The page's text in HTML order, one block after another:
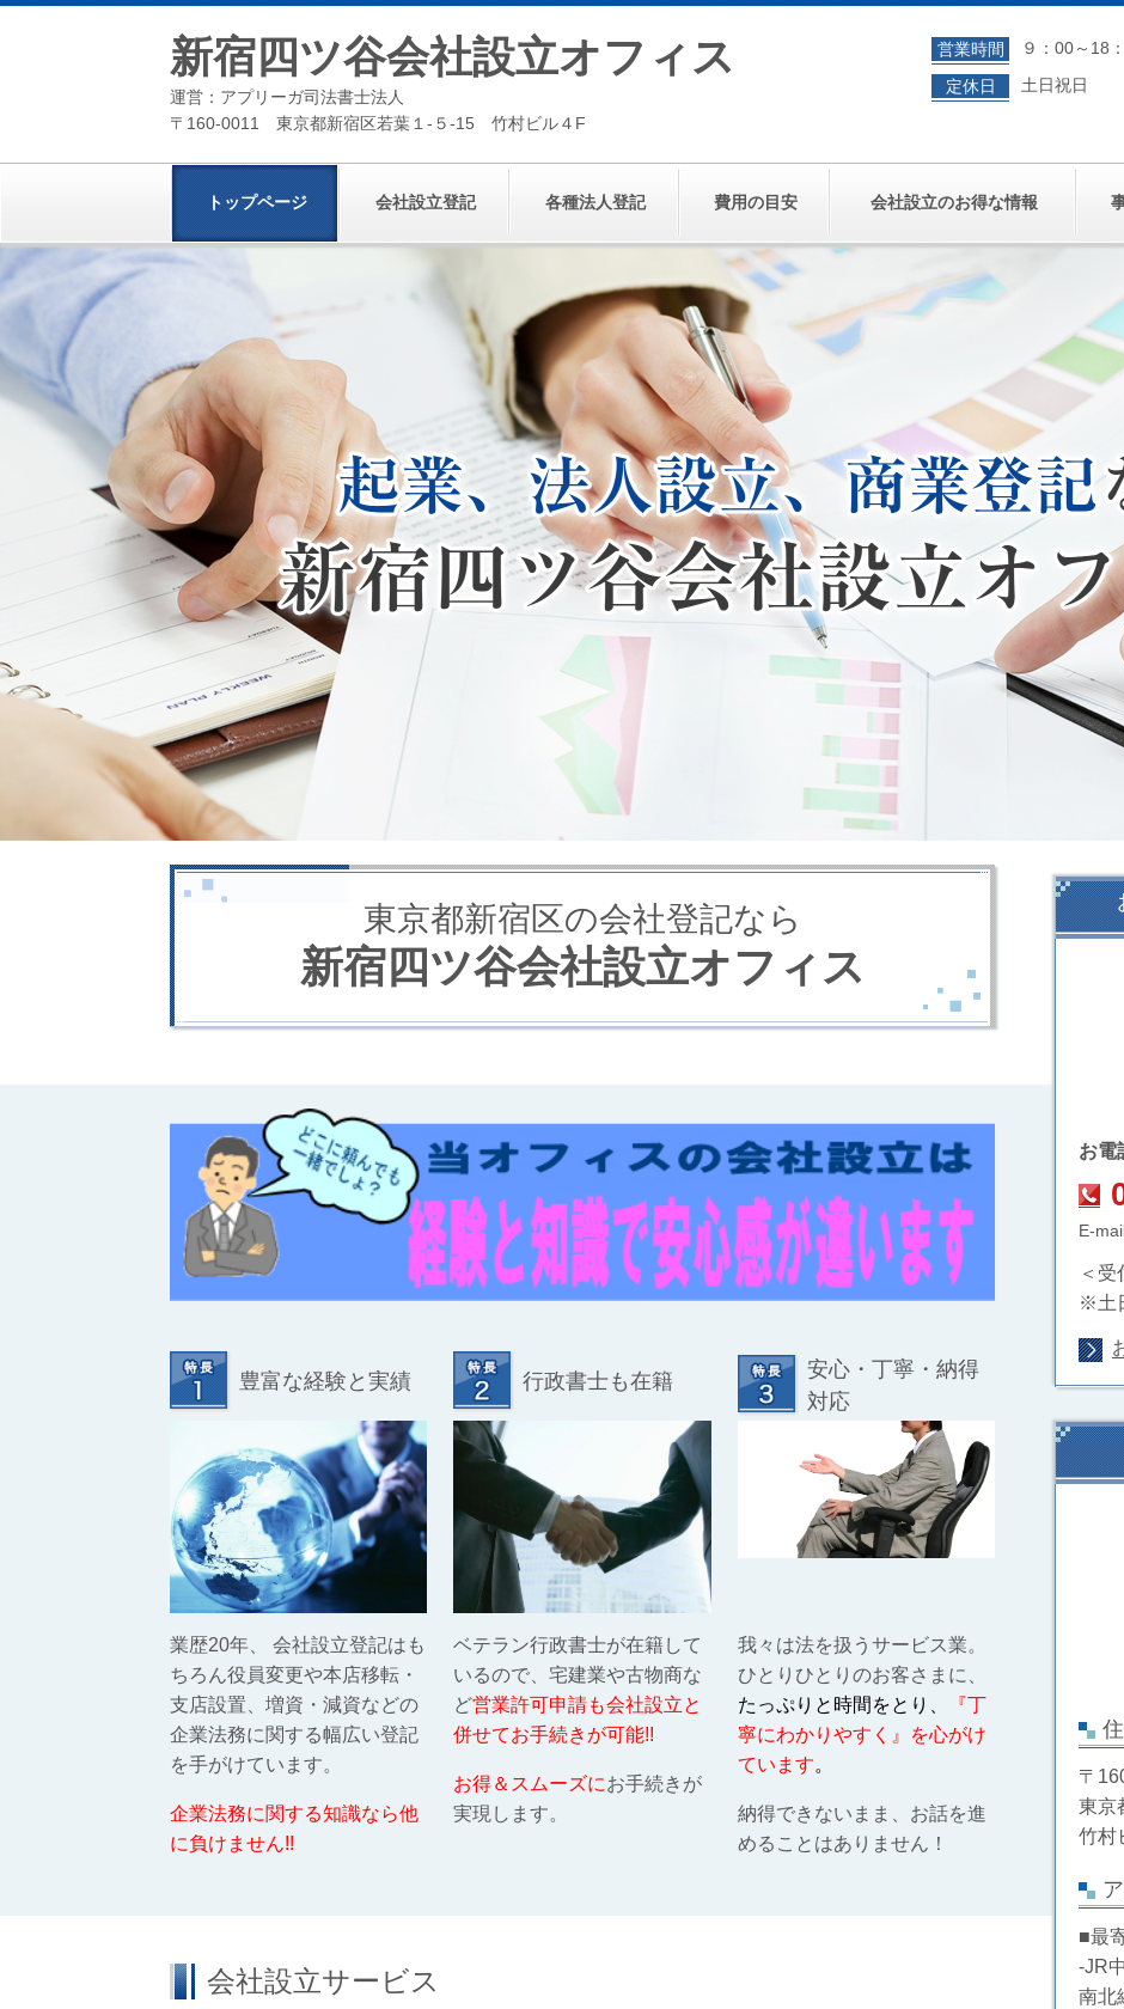
新宿四ツ谷会社設立オフィス
運営：アプリーガ司法書士法人
〒160-0011 東京都新宿区若葉１-５-15 竹村ビル４F
営業時間
９：00～18
定休日
土日祝日
トップページ 会社設立登記 各種法人登記 費用の目安 会社設立のお得な情報
東京都新宿区の会社登記なら
新宿四ツ谷会社設立オフィス
豊富な経験と実績
業歴20年、 会社設立登記はも
ちろん役員変更や本店移転・
支店設置、増資・減資などの
企業法務に関する幅広い登記
を手がけています。
企業法務に関する知識なら他
に負けません!!
行政書士も在籍
ベテラン行政書士が在籍して
いるので、宅建業や古物商な
ど営業許可申請も会社設立と
併せてお手続きが可能!!
お得＆スムーズにお手続きが
実現します。
安心・丁寧・納得
対応
我々は法を扱うサービス業。
ひとりひとりのお客さまに、
たっぷりと時間をとり、
『丁
寧にわかりやすく』を心がけ
ています。
納得できないまま、お話を進
めることはありません！
会社設立サービス
お電
E-
＜
※土
〒
東京
竹村
■最
-JR
南北